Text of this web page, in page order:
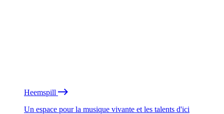
Heemspill
Un espace pour la musique vivante et les talents d'ici